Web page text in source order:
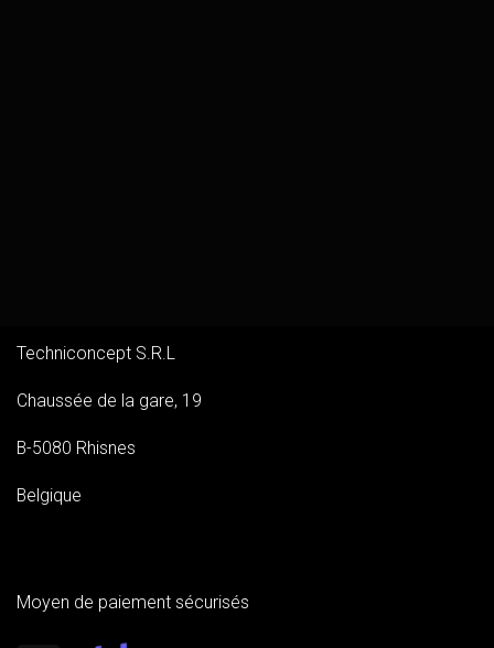
Techniconcept S.R.L
Chaussée de la gare, 19
B-5080 Rhisnes
Belgique
Moyen de paiement sécurisés